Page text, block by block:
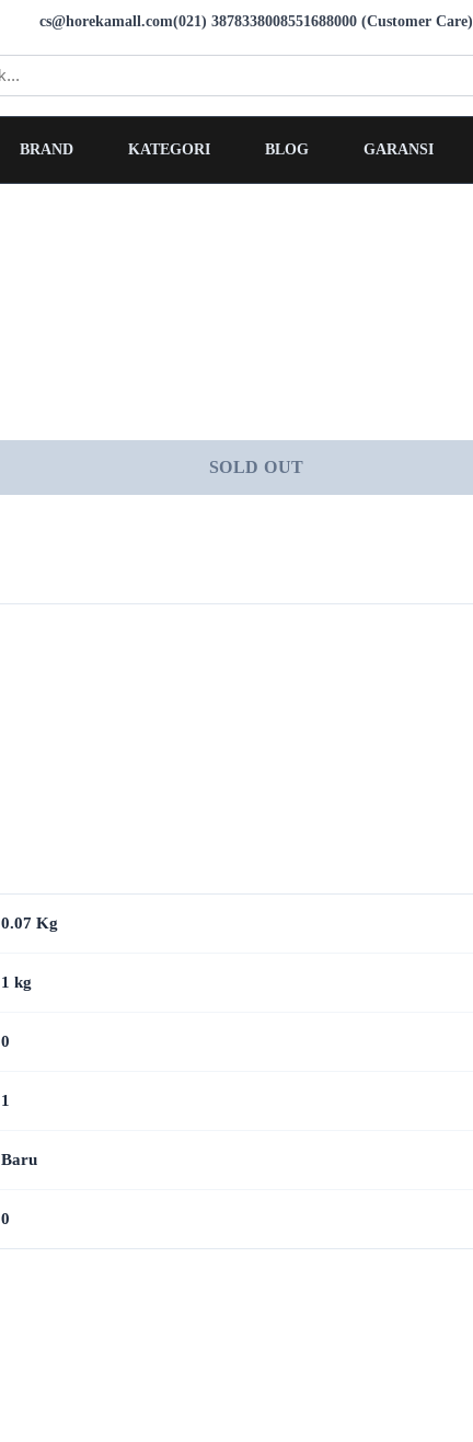
cs@horekamall.com(021) 3878338008551688000 (Customer Care)
BRAND KATEGORI BLOG GARANSI
SOLD OUT
0.07 Kg
1 kg
0
1
Baru
0